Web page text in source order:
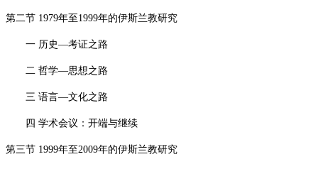
第二节 1979年至 1999年的伊斯兰教研究
一 历史—考证之路
二 哲学—思想之路
三 语言—文化之路
四 学术会议：开端与继续
第三节 1999年至 2009年的伊斯兰教研究